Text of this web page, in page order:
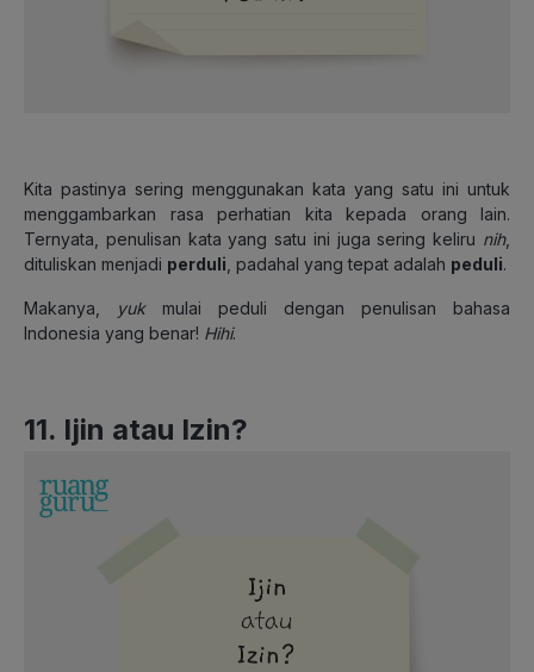
Kita pastinya sering menggunakan kata yang satu ini untuk
menggambarkan rasa perhatian kita kepada orang lain.
Ternyata, penulisan kata yang satu ini juga sering keliru nih,
dituliskan menjadi perduli padahal yang tepat adalah peduli.
Makanya, yukmulai peduli dengan penulisan bahasa
Indonesia yang benar! Hihi.
11. Ijin atau Izin?